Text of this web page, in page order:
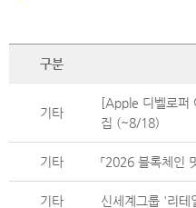
구분
기타
[Apple 디벨로퍼
집 (~8/18)
기타 「2026 블록체인
기타 신세계그룹 '리